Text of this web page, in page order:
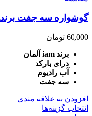
گوشواره سه جفت برند iam
60,000 تومان
برند iam آلمان
درای بارکد
آب رادیوم
سه جفت
افزودن به علاقه مندی
انتخاب گزینه‌ها